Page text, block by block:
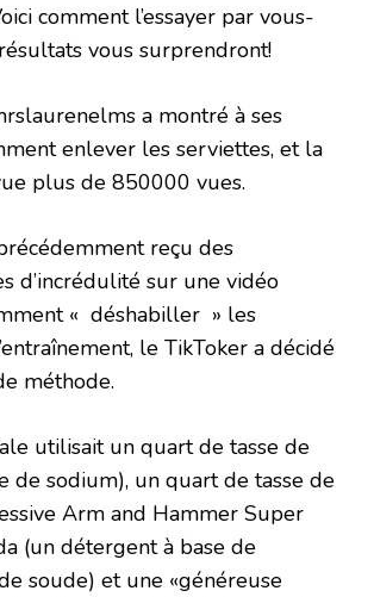
comment l’essayer par vous-
vous surprendront!
a montré à ses
enlever les serviettes, et la
plus de 850000 vues.
reçu des
d’incrédulité sur une vidéo
« déshabiller » les
le TikToker a décidé
méthode.
utilisait un quart de tasse de
de sodium), un quart de tasse de
Arm and Hammer Super
(un détergent à base de
soude) et une «généreuse